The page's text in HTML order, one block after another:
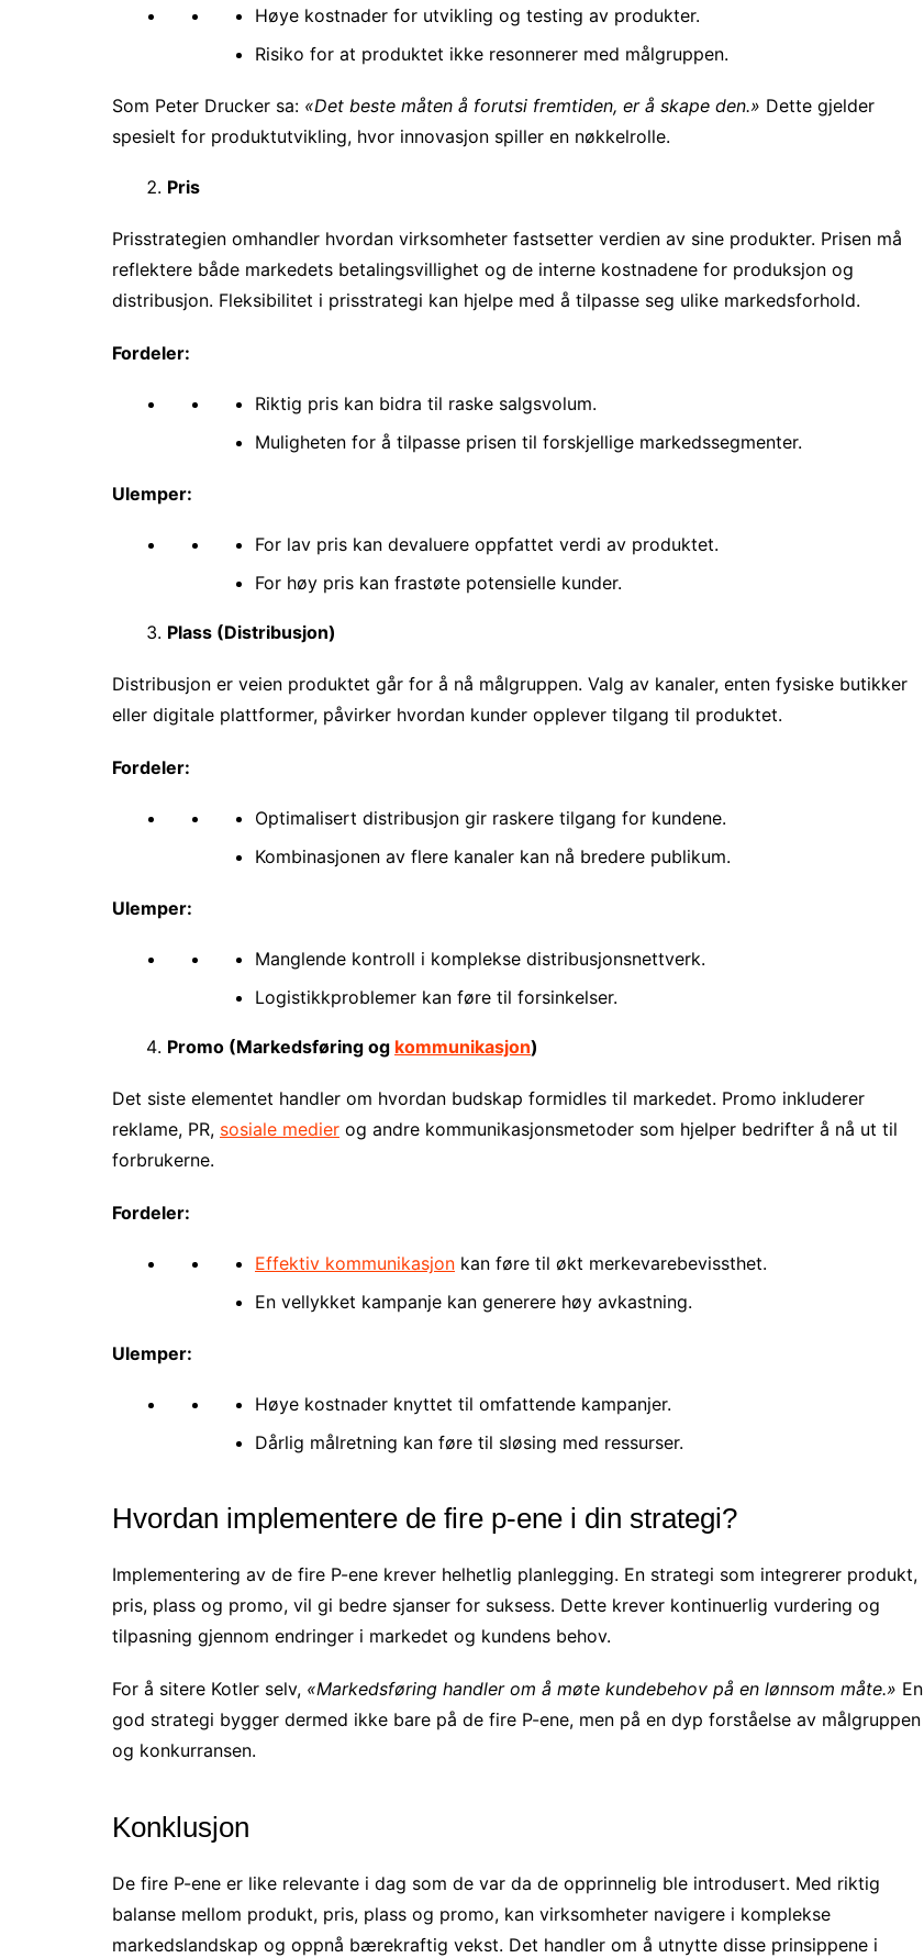
Høye kostnader for utvikling og testing av produkter.
Risiko for at produktet ikke resonnerer med målgruppen.
Som Peter Drucker sa: «Det beste måten å forutsi fremtiden, er å skape den.» Dette gjelder
spesielt for produktutvikling, hvor innovasjon spiller en nøkkelrolle.
Pris
Prisstrategien omhandler hvordan virksomheter fastsetter verdien av sine produkter. Prisen må
reflektere både markedets betalingsvillighet og de interne kostnadene for produksjon og
distribusjon. Fleksibilitet i prisstrategi kan hjelpe med å tilpasse seg ulike markedsforhold.
Fordeler:
Riktig pris kan bidra til raske salgsvolum.
Muligheten for å tilpasse prisen til forskjellige markedssegmenter.
Ulemper:
For lav pris kan devaluere oppfattet verdi av produktet.
For høy pris kan frastøte potensielle kunder.
Plass (Distribusjon)
Distribusjon er veien produktet går for å nå målgruppen. Valg av kanaler, enten fysiske butikker
eller digitale plattformer, påvirker hvordan kunder opplever tilgang til produktet.
Fordeler:
Optimalisert distribusjon gir raskere tilgang for kundene.
Kombinasjonen av flere kanaler kan nå bredere publikum.
Ulemper:
Manglende kontroll i komplekse distribusjonsnettverk.
Logistikkproblemer kan føre til forsinkelser.
Promo (Markedsføring og kommunikasjon)
Det siste elementet handler om hvordan budskap formidles til markedet. Promo inkluderer
reklame, PR, sosiale medier og andre kommunikasjonsmetoder som hjelper bedrifter å nå ut til
forbrukerne.
Fordeler:
Effektiv kommunikasjon kan føre til økt merkevarebevissthet.
En vellykket kampanje kan generere høy avkastning.
Ulemper:
Høye kostnader knyttet til omfattende kampanjer.
Dårlig målretning kan føre til sløsing med ressurser.
Hvordan implementere de fire p-ene i din strategi?
Implementering av de fire P-ene krever helhetlig planlegging. En strategi som integrerer produkt,
pris, plass og promo, vil gi bedre sjanser for suksess. Dette krever kontinuerlig vurdering og
tilpasning gjennom endringer i markedet og kundens behov.
For å sitere Kotler selv, «Markedsføring handler om å møte kundebehov på en lønnsom måte.» En
god strategi bygger dermed ikke bare på de fire P-ene, men på en dyp forståelse av målgruppen
og konkurransen.
Konklusjon
De fire P-ene er like relevante i dag som de var da de opprinnelig ble introdusert. Med riktig
balanse mellom produkt, pris, plass og promo, kan virksomheter navigere i komplekse
markedslandskap og oppnå bærekraftig vekst. Det handler om å utnytte disse prinsippene i